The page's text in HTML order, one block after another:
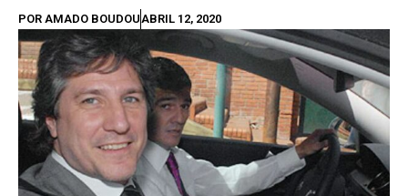
POR AMADO BOUDOUABRIL 12, 2020